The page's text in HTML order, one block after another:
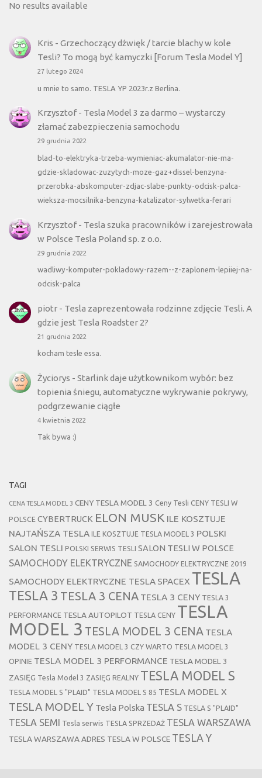
No results available
Kris - Grzechoczący dźwięk / tarcie blachy w kole
Tesli? To mogą być kamyczki [Forum Tesla Model Y]
27 lutego 2024
u mnie to samo. TESLA YP 2023r.z Berlina.
Krzysztof- Tesla Model 3 za darmo – wystarczy
złamać zabezpieczenia samochodu
29 grudnia 2022
blad-to-elektryka-trzeba-wymieniac-akumalator-nie-ma-
gdzie-skladowac-zuzytych-moze-gaz+dissel-benzyna-
przerobka-abskomputer-zdjac-slabe-punkty-odcisk-palca-
wieksza-mocsilnika-benzyna-katalizator-sylwetka-ferari
Krzysztof- Tesla szuka pracowników i zarejestrowała
w Polsce Tesla Poland sp. z o.o.
29 grudnia 2022
wadliwy-komputer-pokladowy-razem--z-zaplonem-lepiiej-na-
odcisk-palca
piotr- Tesla zaprezentowała rodzinne zdjęcie Tesli. A
gdzie jest Tesla Roadster 2?
21 grudnia 2022
kocham tesle essa.
Życiorys - Starlink daje użytkownikom wybór: bez
topienia śniegu, automatyczne wykrywanie pokrywy,
podgrzewanie ciągłe
4 kwietnia 2022
Tak bywa :)
TAGI
CENA TESLA MODEL 3 CENY TESLA MODEL 3 Ceny Tesli CENY TESLI W
POLSCE CYBERTRUCK ELON MUSK ILE KOSZTUJE
NAJTAŃSZA TESLA ILE KOSZTUJE TESLA MODEL 3 POLSKI
SALON TESLI POLSKI SERWIS TESLI SALON TESLI W POLSCE
SAMOCHODY ELEKTRYCZNE SAMOCHODY ELEKTRYCZNE 2019
SAMOCHODY ELEKTRYCZNE TESLA SPACEX TESLA
TESLA 3 TESLA 3 CENA TESLA 3 CENY TESLA 3
PERFORMANCE TESLA AUTOPILOT TESLA CENY TESLA
MODEL 3 TESLA MODEL 3 CENA TESLA
MODEL 3 CENY TESLA MODEL 3 CZY WARTO TESLA MODEL 3
OPINIE TESLA MODEL 3 PERFORMANCE TESLA MODEL 3
ZASIĘG Tesla Model 3 ZASIĘG REALNY TESLA MODEL S
TESLA MODEL S "PLAID" TESLA MODEL S 85 TESLA MODEL X
TESLA MODEL Y Tesla Polska TESLA S TESLA S "PLAID"
TESLA SEMI Tesla serwis TESLA SPRZEDAŻ TESLA WARSZAWA
TESLA WARSZAWA ADRES TESLA W POLSCE TESLA Y